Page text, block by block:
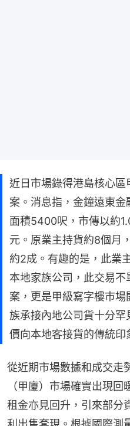
近日市場錄得港島核心
案。消息指，金鐘遠東
面積5400呎，市傳以約
元。原業主持貨約8個月
約2成。有趣的是，此業
本地家族公司，此交易
案，更是甲級寫字樓巿
族承接內地公司貨十分
價向本地客接貨的傳統印
從近期市場數據和成交走
（甲廈）市場確實出現回
租金亦見回升，引來部分